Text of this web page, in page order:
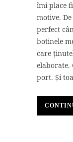
îmi place
motive.
perfect
botinele
care
elaborate.
port. Și